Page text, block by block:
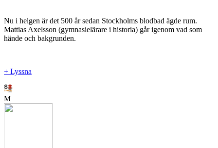
Nu i helgen är det 500 år sedan Stockholms blodbad ägde rum.
Mattias Axelsson (gymnasielärare i historia) går igenom vad som
hände och bakgrunden.
+ Lyssna
M